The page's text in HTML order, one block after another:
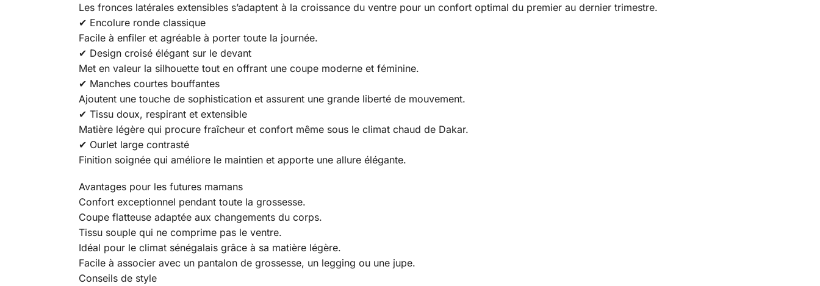
Les fronces latérales extensibles s’adaptent à la croissance du ventre pour un confort optimal du premier au dernier trimestre.
✔ Encolure ronde classique
Facile à enfiler et agréable à porter toute la journée.
✔ Design croisé élégant sur le devant
Met en valeur la silhouette tout en offrant une coupe moderne et féminine.
✔ Manches courtes bouffantes
Ajoutent une touche de sophistication et assurent une grande liberté de mouvement.
✔ Tissu doux, respirant et extensible
Matière légère qui procure fraîcheur et confort même sous le climat chaud de Dakar.
✔ Ourlet large contrasté
Finition soignée qui améliore le maintien et apporte une allure élégante.
Avantages pour les futures mamans
Confort exceptionnel pendant toute la grossesse.
Coupe flatteuse adaptée aux changements du corps.
Tissu souple qui ne comprime pas le ventre.
Idéal pour le climat sénégalais grâce à sa matière légère.
Facile à associer avec un pantalon de grossesse, un legging ou une jupe.
Conseils de style